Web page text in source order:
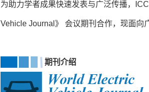
为助力学者成果快速发表与广泛传播，
Vehicle Journal》 会议期刊合作，现面向
期刊介绍